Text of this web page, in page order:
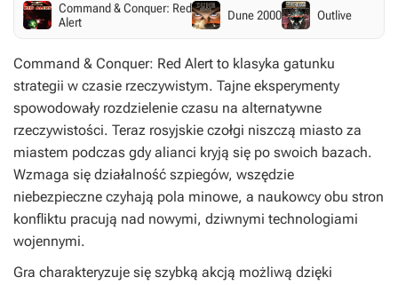
Command & Conquer: Red
Alert
Dune 2000 Outlive
Command & Conquer: Red Alert to klasyka gatunku
strategii w czasie rzeczywistym. Tajne eksperymenty
spowodowały rozdzielenie czasu na alternatywne
rzeczywistości. Teraz rosyjskie czołgi niszczą miasto za
miastem podczas gdy alianci kryją się po swoich bazach.
Wzmaga się działalność szpiegów, wszędzie
niebezpieczne czyhają pola minowe, a naukowcy obu stron
konfliktu pracują nad nowymi, dziwnymi technologiami
wojennymi.
Gra charakteryzuje się szybką akcją możliwą dzięki